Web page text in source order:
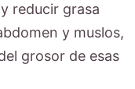
reducir grasa
y muslos,
grosor de esas